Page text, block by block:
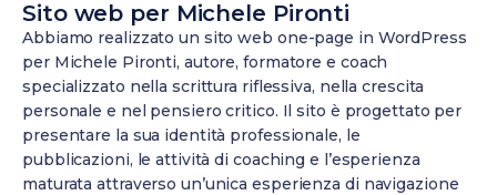
Sito web per Michele Pironti
Abbiamo realizzato un sito web one-page in WordPress
per Michele Pironti, autore, formatore e coach
specializzato nella scrittura riflessiva, nella crescita
personale e nel pensiero critico. Il sito è progettato per
presentare la sua identità professionale, le
pubblicazioni, le attività di coaching e l’esperienza
maturata attraverso un’unica esperienza di navigazione